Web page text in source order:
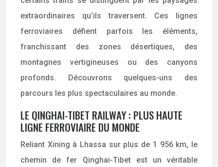
extraordinaires qu’ils traversent. Ces lignes
ferroviaires défient parfois les éléments,
franchissant des zones désertiques, des
montagnes vertigineuses ou des canyons
profonds. Découvrons quelques-uns des
parcours les plus spectaculaires au monde.
LE QINGHAI-TIBET RAILWAY : PLUS HAUTE
LIGNE FERROVIAIRE DU MONDE
Reliant Xining à Lhassa sur plus de 1 956 km, le
chemin de fer Qinghai-Tibet est un véritable